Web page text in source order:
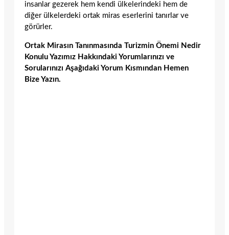
insanlar gezerek hem kendi ülkelerindeki hem de
diğer ülkelerdeki ortak miras eserlerini tanırlar ve
görürler.
Ortak Mirasın Tanınmasında Turizmin Önemi Nedir
Konulu Yazımız Hakkındaki Yorumlarınızı ve
Sorularınızı Aşağıdaki Yorum Kısmından Hemen
Bize Yazın.